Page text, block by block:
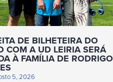
DE BILHETEIRA DO
COM A UD LEIRIA SERÁ
À FAMÍLIA DE RODRIGO
5, 2026